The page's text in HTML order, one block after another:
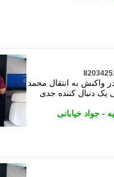
واکنش به انتقال محمد
جواد خیابانی یک دنبال کننده جدی
- جواد خیابانی